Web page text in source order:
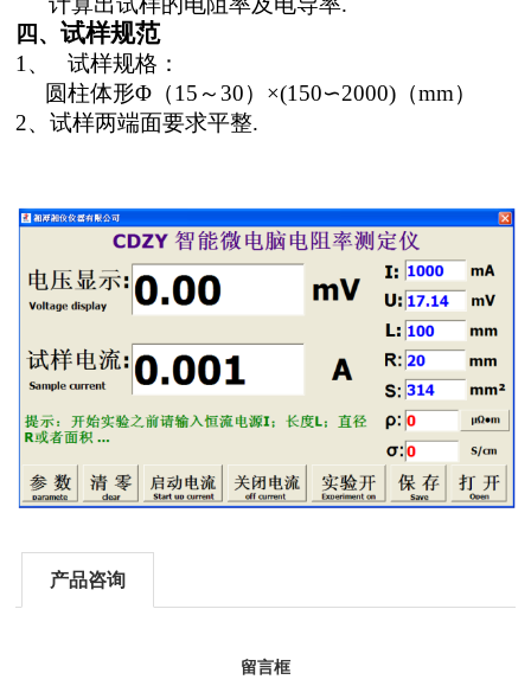
四、试样规范
1、
试样规格：
圆柱体形Φ（15 ～ 30）×(150∽2000) （mm）
2、试样两端面要求平整.
产品咨询
留言框